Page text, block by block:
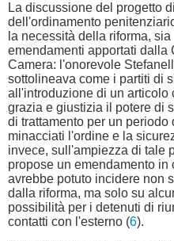
La discussione del progetto
dell'ordinamento
la necessità della riforma,
emendamenti apportati
Camera: l'onorevole
sottolineava come i partiti di
all'introduzione di un articolo
grazia e giustizia il potere di
di trattamento per un
minacciati l'ordine e la
invece, sull'ampiezza di tale
propose un emendamento
avrebbe potuto incidere non
dalla riforma, ma solo su
possibilità per i detenuti di
contatti con l'esterno (6).